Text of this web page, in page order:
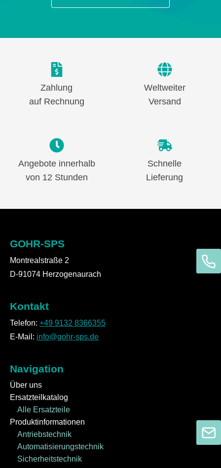
Zahlung
auf Rechnung
Weltweiter
Versand
Angebote innerhalb
von 12 Stunden
Schnelle
Lieferung
GOHR-SPS
Montrealstraße 2
D-91074 Herzogenaurach
Kontakt
Telefon: +49 9132 8366355
E-Mail: info@gohr-sps.de
Navigation
Über uns
Ersatzteilkatalog
Alle Ersatzteile
Produktinformationen
Antriebstechnik
Automatisierungstechnik
Sicherheitstechnik